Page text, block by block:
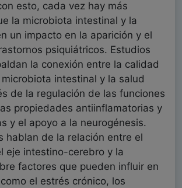
esto, cada vez hay más
la microbiota intestinal y la
un impacto en la aparición y el
psiquiátricos. Estudios
la conexión entre la calidad
intestinal y la salud
de la regulación de las funciones
propiedades antiinflamatorias y
y el apoyo a la neurogénesis.
hablan de la relación entre el
eje intestino-cerebro y la
factores que pueden influir en
el estrés crónico, los